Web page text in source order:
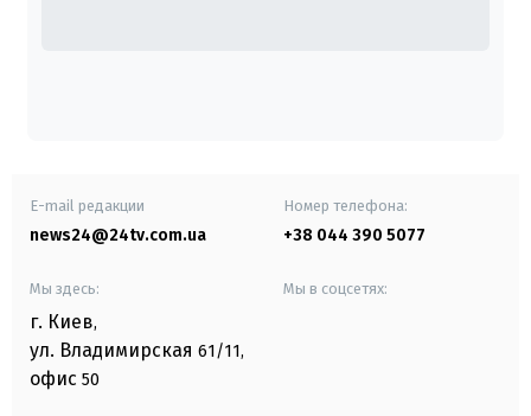
E-mail редакции
news24@24tv.com.ua
Номер телефона:
+38 044 390 5077
Мы здесь:
г. Киев,
ул. Владимирская 61/11,
офис 50
Мы в соцсетях: